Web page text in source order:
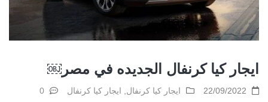
ايجار كيا كرنفال الجديده في مصر￼
22/09/2022 ايجار كيا كرنفال, ايجار كيا كرنفال
0